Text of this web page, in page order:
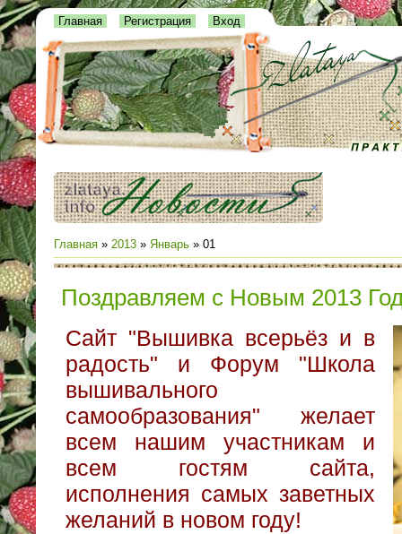
Главная Регистрация Вход
Главная » 2013 » Январь » 01
Поздравляем с Новым 2013
Сайт "Вышивка всерьёз и в
радость" и Форум "Школа
вышивального
самообразования" желает
всем нашим участникам и
всем гостям cайта,
исполнения самых заветных
желаний в новом году!